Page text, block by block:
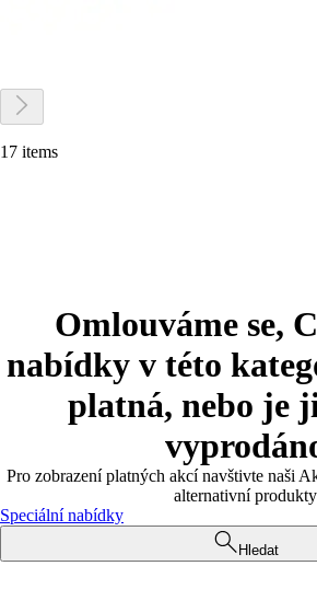
17 items
Omlouváme se,
nabídky v této
platná, nebo je
Pro zobrazení platných akcí navštivte naši
alternativní produkty
Speciální nabídky
Hledat